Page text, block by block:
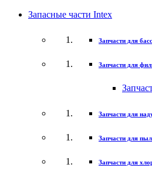
Запасные части Intex
Запчасти для
Запчасти для
Запчасти для
Запчасти для
Запчасти для